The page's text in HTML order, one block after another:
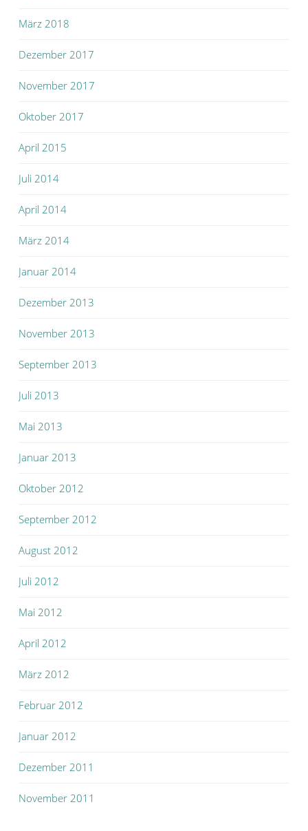
März 2018
Dezember 2017
November 2017
Oktober 2017
April 2015
Juli 2014
April 2014
März 2014
Januar 2014
Dezember 2013
November 2013
September 2013
Juli 2013
Mai 2013
Januar 2013
Oktober 2012
September 2012
August 2012
Juli 2012
Mai 2012
April 2012
März 2012
Februar 2012
Januar 2012
Dezember 2011
November 2011